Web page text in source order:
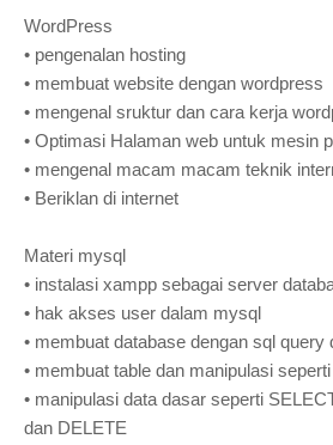
WordPress
• pengenalan hosting
• membuat website dengan wordpress
• mengenal sruktur dan cara kerja
• Optimasi Halaman web untuk mesin
• mengenal macam macam teknik
• Beriklan di internet
Materi mysql
• instalasi xampp sebagai server
• hak akses user dalam mysql
• membuat database dengan sql query
• membuat table dan manipulasi
• manipulasi data dasar seperti
dan DELETE